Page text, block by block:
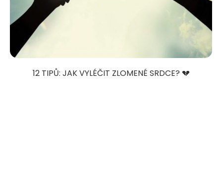
12 TIPŮ: JAK VYLÉČIT ZLOMENÉ SRDCE? 💔